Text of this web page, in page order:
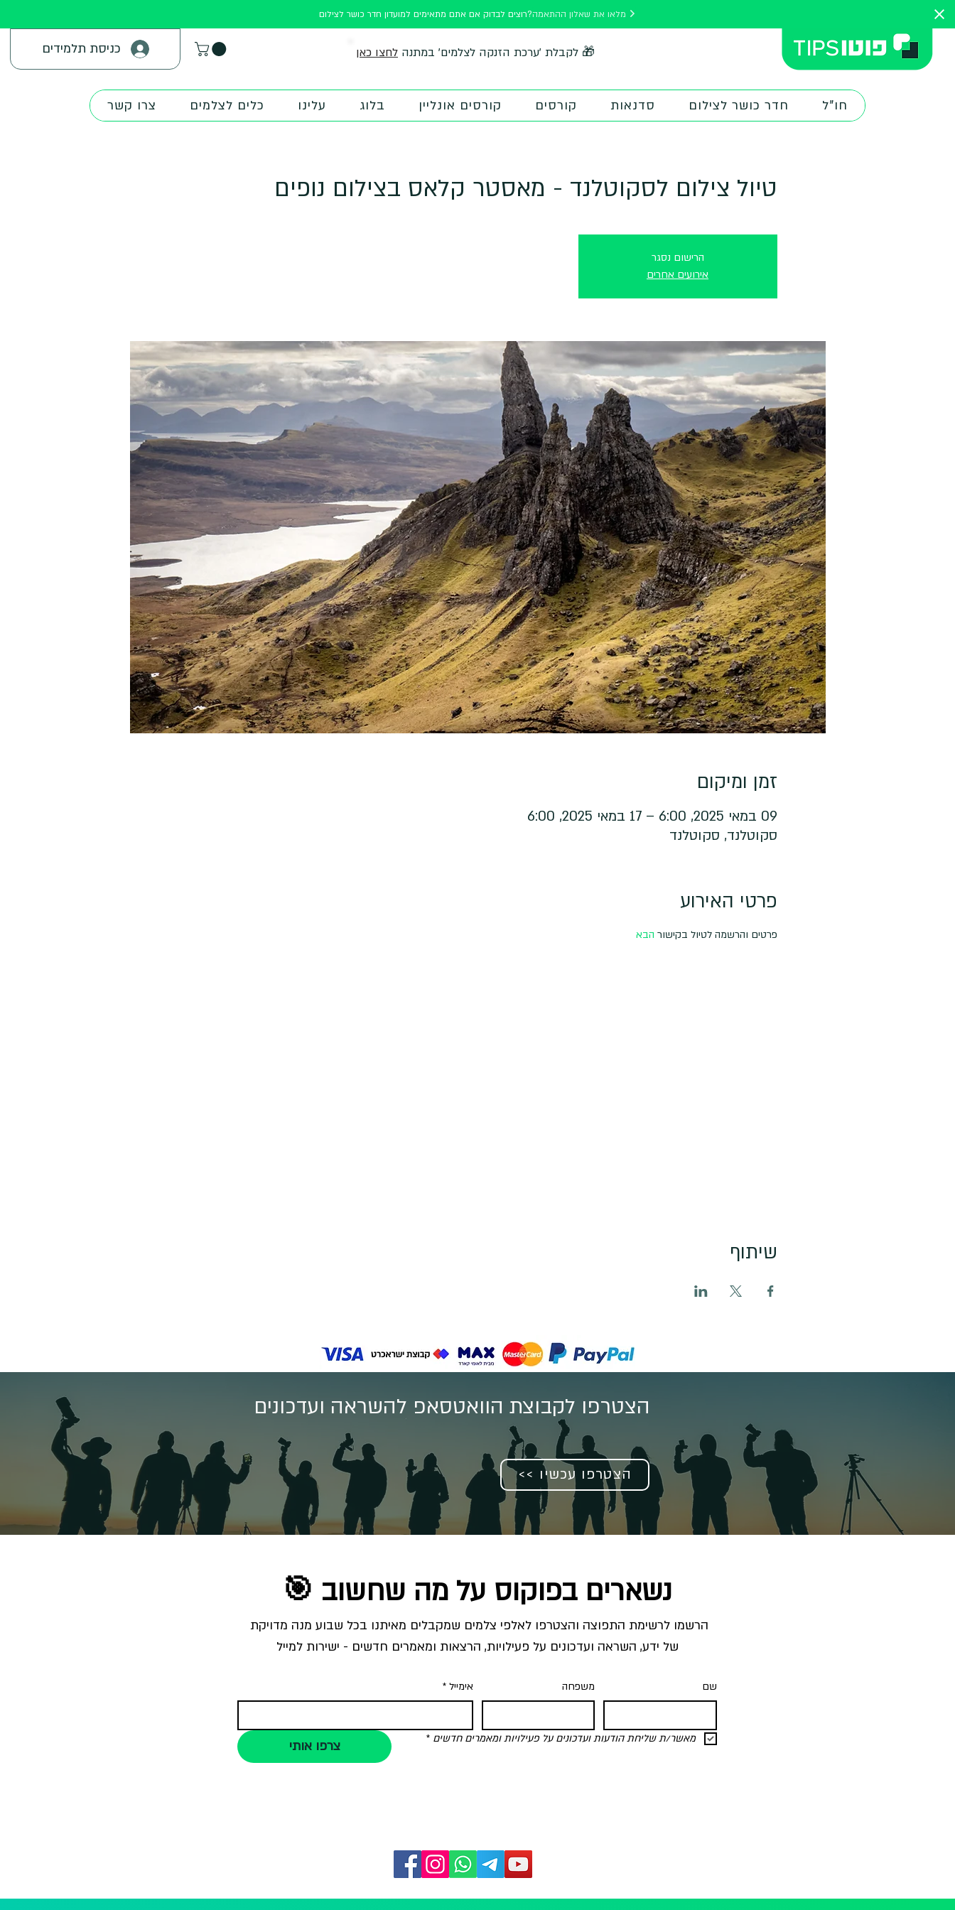
רוצים לבדוק אם אתם מתאימים למועדון חדר כושר לצילום?
כניסת תלמידים לחצו כאן 🎁 לקבלת 'ערכת הזנקה לצלמים' במתנה
חו"ל חדר כושר לצילום סדנאות קורסים קורסים אונליין בלוג עלינו כלים לצלמים צרו קשר
טיול צילום לסקוטלנד - מאסטר קלאס בצילום נופים
הרישום נסגר
אירועים אחרים
זמן ומיקום
09 במאי 2025, 6:00 – 17 במאי 2025, 6:00
סקוטלנד, סקוטלנד
פרטי האירוע
פרטים והרשמה לטיול בקישור הבא
שיתוף
הצטרפו לקבוצת הוואטסאפ להשראה ועדכונים
<< הצטרפו עכשיו
נשארים בפוקוס על מה שחשוב 🎯
של ידע, השראה ועדכונים על פעילויות, הרצאות ומאמרים חדשים - ישירות למייל
שם משפחה אימייל *
מאשר/ת שליחת הודעות ועדכונים על פעילויות ומאמרים חדשים * צרפו אותי